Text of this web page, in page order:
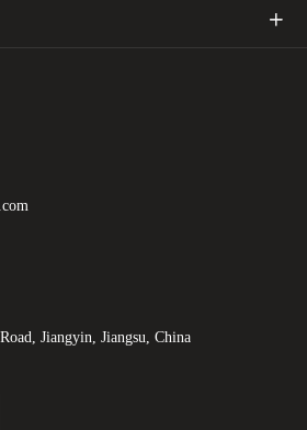

Jiangyin, Jiangsu, China